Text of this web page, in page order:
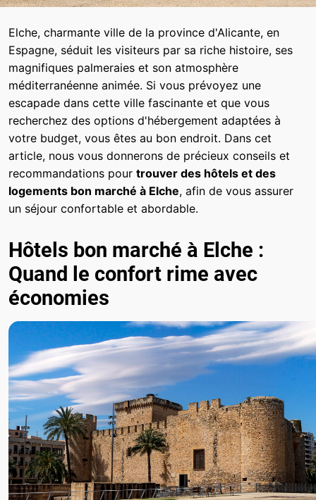
Elche, charmante ville de la province d'Alicante, en
Espagne, séduit les visiteurs par sa riche histoire, ses
magnifiques palmeraies et son atmosphère
méditerranéenne animée. Si vous prévoyez une
escapade dans cette ville fascinante et que vous
recherchez des options d'hébergement adaptées à
votre budget, vous êtes au bon endroit. Dans cet
article, nous vous donnerons de précieux conseils et
recommandations pour trouver des hôtels et des
logements bon marché à Elche, afin de vous assurer
un séjour confortable et abordable.
Hôtels bon marché à Elche :
Quand le confort rime avec
économies